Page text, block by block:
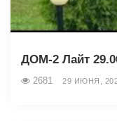
ДОМ-2 Лайт
2681 29 ИЮНЯ,